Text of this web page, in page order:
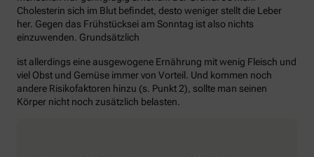
Cholesterin sich im Blut befindet, desto weniger stellt die Leber
her. Gegen das Frühstücksei am Sonntag ist also nichts
einzuwenden. Grundsätzlich
ist allerdings eine ausgewogene Ernährung mit wenig Fleisch und
viel Obst und Gemüse immer von Vorteil. Und kommen noch
andere Risikofaktoren hinzu (s. Punkt 2), sollte man seinen
Körper nicht noch zusätzlich belasten.